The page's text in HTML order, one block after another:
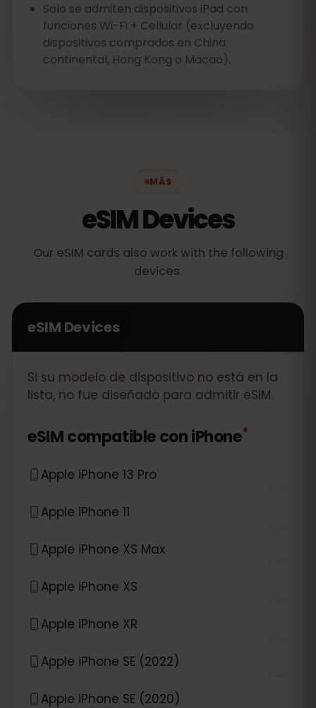
Solo se admiten dispositivos iPad con
funciones Wi-Fi + Cellular (excluyendo
dispositivos comprados en China
continental, Hong Kong o Macao).
MÁS
eSIM Devices
Our eSIM cards also work with the following
devices.
eSIM Devices
Si su modelo de dispositivo no está en la
lista, no fue diseñado para admitir eSIM.
eSIM compatible coniPhone*
Apple iPhone 13 Pro
Apple iPhone 11
Apple iPhone XS Max
Apple iPhone XS
Apple iPhone XR
Apple iPhone SE (2022)
Apple iPhone SE (2020)